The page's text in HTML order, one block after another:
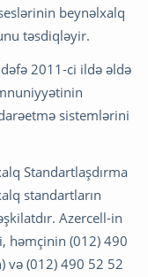
beynəlxalq
təsdiqləyir.
2011-ci ildə əldə
sistemlərini
Standartlaşdırma
standartların
Azercell-in
həmçinin (012) 490
və (012) 490 52 52